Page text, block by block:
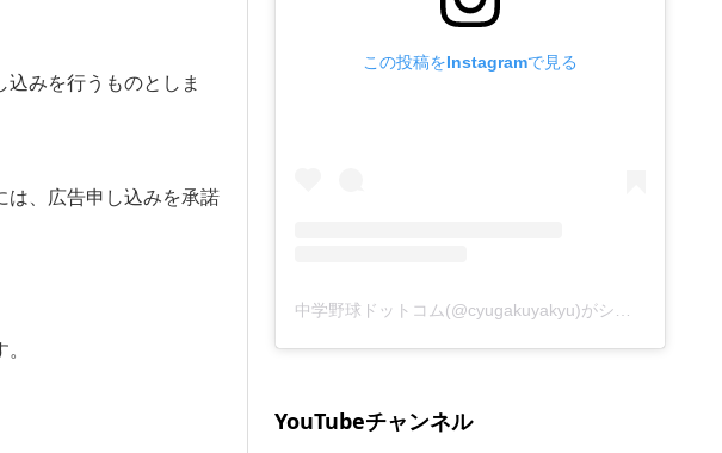
みを行うものとしま
は、広告申し込みを承諾
この投稿をInstagramで見る
YouTubeチャンネル